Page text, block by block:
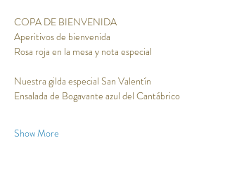
COPA DE BIENVENIDA
Aperitivos de bienvenida
Rosa roja en la mesa y nota especial
Nuestra gilda especial San Valentín
Ensalada de Bogavante azul del Cantábrico
Show More